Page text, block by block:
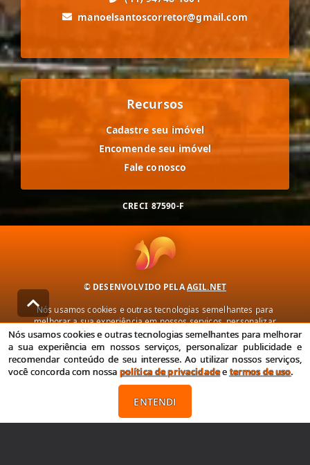
manoelsantoscorretor@gmail.com
Recursos
Cadastre seu imóvel
Encomende seu imóvel
Fale conosco
CRECI 87590-F
© DESENVOLVIDO PELAAGIL.NET
Nós usamos cookies e outras tecnologias semelhantes para
melhorar a sua experiência em nossos serviços, personalizar
publicidade e recomendar conteúdo de seu interesse. Ao utilizar
nossos serviços, você concorda com nossa política de privacidade e
termos de uso.
Política de Privacidade Termos de uso
Nós usamos cookies e outras tecnologias semelhantes para melhorar
a sua experiência em nossos serviços, personalizar publicidade e
recomendar conteúdo de seu interesse. Ao utilizar nossos serviços,
você concorda com nossa política de privacidadeetermos de uso.
ENTENDI